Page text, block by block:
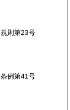
規則第23号
条例第41号